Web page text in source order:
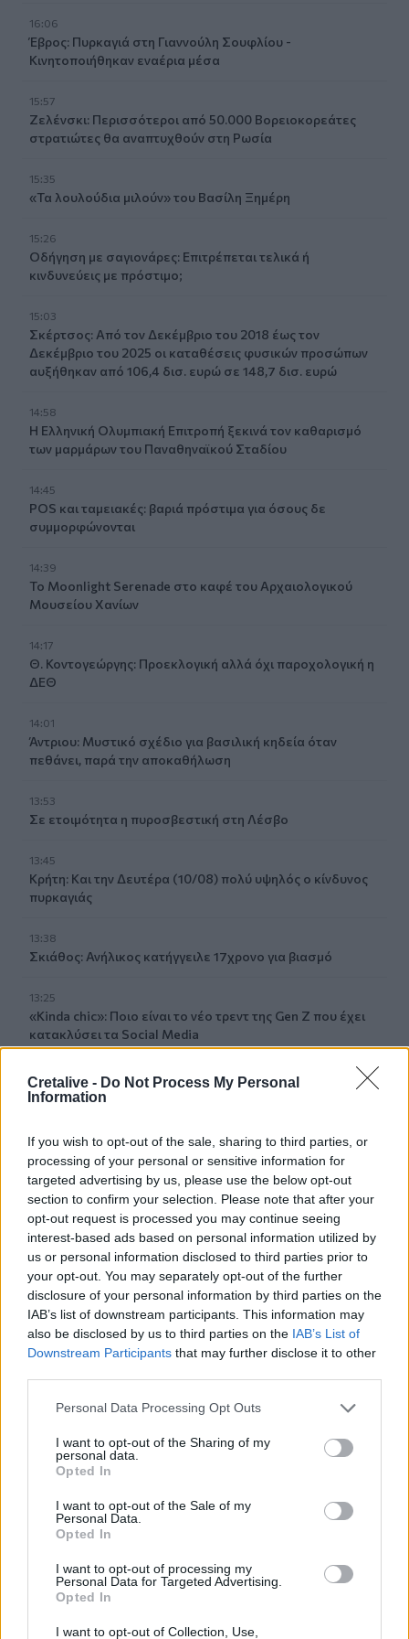
Cretalive - Do Not Process My Personal
Information
If you wish to opt-out of the sale, sharing to third parties, or
processing of your personal or sensitive information for
targeted advertising by us, please use the below opt-out
section to confirm your selection. Please note that after your
opt-out request is processed you may continue seeing
interest-based ads based on personal information utilized by
us or personal information disclosed to third parties prior to
your opt-out. You may separately opt-out of the further
disclosure of your personal information by third parties on the
IAB’s list of downstream participants. This information may
also be disclosed by us to third parties on the IAB’s List of
Downstream Participants that may further disclose it to other
Personal Data Processing Opt Outs
I want to opt-out of the Sharing of my
personal data.
Opted In
I want to opt-out of the Sale of my
Personal Data.
Opted In
I want to opt-out of processing my
Personal Data for Targeted Advertising.
Opted In
I want to opt-out of Collection, Use,
16:06
Έβρος: Πυρκαγιά στη Γιαννούλη Σουφλίου -
Κινητοποιήθηκαν εναέρια μέσα
15:57
Ζελένσκι: Περισσότεροι από 50.000 Βορειοκορεάτες
στρατιώτες θα αναπτυχθούν στη Ρωσία
15:35
«Τα λουλούδια μιλούν» του Βασίλη Ξημέρη
15:26
Οδήγηση με σαγιονάρες: Επιτρέπεται τελικά ή
κινδυνεύεις με πρόστιμο;
15:03
Σκέρτσος: Από τον Δεκέμβριο του 2018 έως τον
Δεκέμβριο του 2025 οι καταθέσεις φυσικών προσώπων
αυξήθηκαν από 106,4 δισ. ευρώ σε 148,7 δισ. ευρώ
14:58
Η Ελληνική Ολυμπιακή Επιτροπή ξεκινά τον καθαρισμό
των μαρμάρων του Παναθηναϊκού Σταδίου
14:45
POS και ταμειακές: βαριά πρόστιμα για όσους δε
συμμορφώνονται
14:39
To Moonlight Serenade στο καφέ του Αρχαιολογικού
Μουσείου Χανίων
14:17
Θ. Κοντογεώργης: Προεκλογική αλλά όχι παροχολογική η
ΔΕΘ
14:01
Άντριου: Μυστικό σχέδιο για βασιλική κηδεία όταν
πεθάνει, παρά την αποκαθήλωση
13:53
Σε ετοιμότητα η πυροσβεστική στη Λέσβο
13:45
Κρήτη: Και την Δευτέρα (10/08) πολύ υψηλός ο κίνδυνος
πυρκαγιάς
13:38
Σκιάθος: Ανήλικος κατήγγειλε 17χρονο για βιασμό
13:25
«Kinda chic»: Ποιο είναι το νέο τρεντ της Gen Z που έχει
κατακλύσει τα Social Media
13:17
Λουτράκι: Νεκρός δίπλα σε κάδο σκουπιδιών
13:08
«Χρυσές» διακοπές στην Ελλάδα: Το προφίλ των
τουριστών και οι βίλες των 168.000€ την εβδομάδα
12:54
Ισπανία: Οι αρμόδιες αρχές έλεγξαν περίπου 200 αφίξεις
ταξιδιωτών από την Ιταλία
ΠΕΡΙΣΣΟΤΕΡΑ
ΣΧΕΤΙΚA AΡΘΡΑ
Η «Αντιγόνη» του Σοφοκλή μέσα από τα μάτια της
ΚΡΗΤΗ 16:37
Η «Αντιγόνη» του Σοφοκλή μέσα
Η «Αντιγόνη» του Σοφοκλή μέσα
Κρήτη: Και την Δευτέρα (10/08)
Κρήτη: Και την Δευτέρα (10/08)